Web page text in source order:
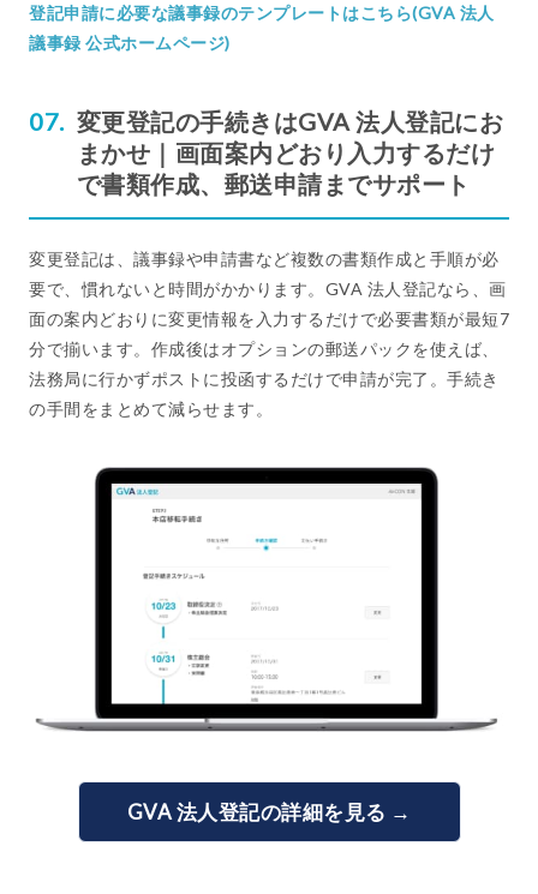
登記申請に必要な議事録のテンプレートはこちら(GVA 法人
議事録 公式ホームページ)
変更登記の手続きはGVA 法人登記にお
まかせ｜画面案内どおり入力するだけ
で書類作成、郵送申請までサポート
変更登記は、議事録や申請書など複数の書類作成と手順が必
要で、慣れないと時間がかかります。GVA 法人登記なら、画
面の案内どおりに変更情報を入力するだけで必要書類が最短7
分で揃います。作成後はオプションの郵送パックを使えば、
法務局に行かずポストに投函するだけで申請が完了。手続き
の手間をまとめて減らせます。
GVA 法人登記の詳細を見る →